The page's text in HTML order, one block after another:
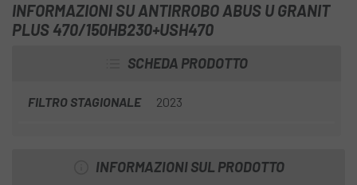
INFORMAZIONI SU ANTIRROBO ABUS U GRANIT
PLUS 470/150HB230+USH470
SCHEDA PRODOTTO
FILTRO STAGIONALE 2023
INFORMAZIONI SUL PRODOTTO